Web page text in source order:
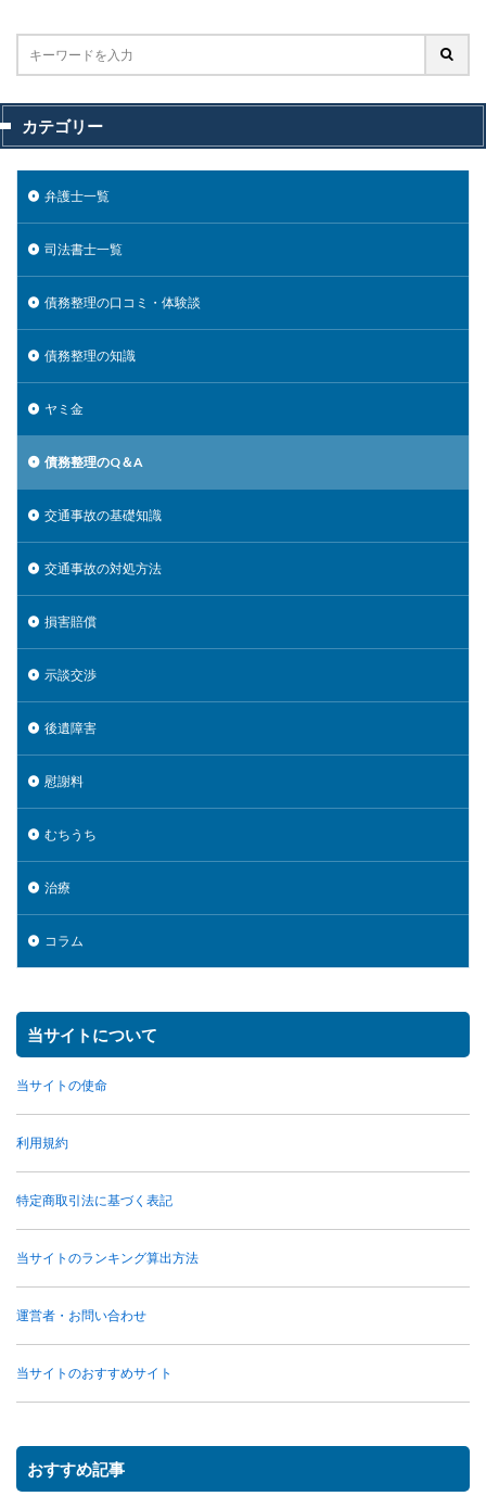
カテゴリー
弁護士一覧
司法書士一覧
債務整理の口コミ・体験談
債務整理の知識
ヤミ金
債務整理のQ＆A
交通事故の基礎知識
交通事故の対処方法
損害賠償
示談交渉
後遺障害
慰謝料
むちうち
治療
コラム
当サイトについて
当サイトの使命
利用規約
特定商取引法に基づく表記
当サイトのランキング算出方法
運営者・お問い合わせ
当サイトのおすすめサイト
おすすめ記事